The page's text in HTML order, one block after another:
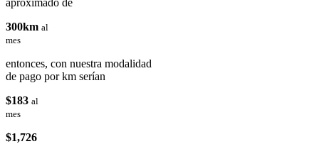
300km al
mes
entonces, con nuestra modalidad
de pago por km serían
$183 al
mes
$1,726